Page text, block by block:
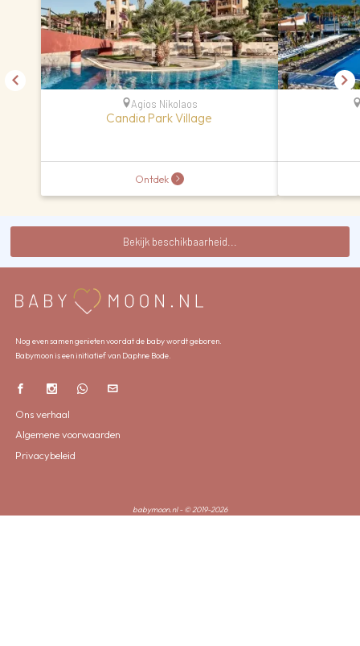
Agios Nikolaos
Candia Park Village
Ontdek
Bekijk beschikbaarheid...
Nog even samen genieten voordat de baby wordt geboren.
Babymoon is een initiatief van Daphne Bode.
Ons verhaal
Algemene voorwaarden
Privacybeleid
babymoon.nl - © 2019-2026